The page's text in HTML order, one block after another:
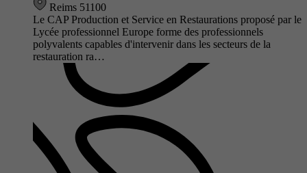
Reims 51100
Le CAP Production et Service en Restaurations proposé par le
Lycée professionnel Europe forme des professionnels
polyvalents capables d'intervenir dans les secteurs de la
restauration ra…